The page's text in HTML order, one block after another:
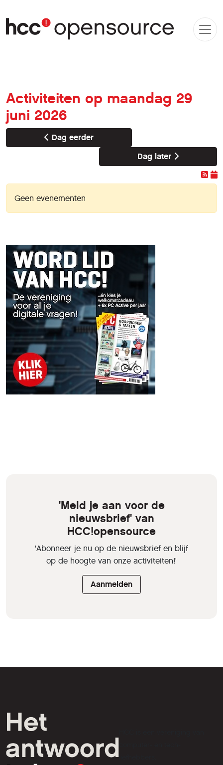
Activiteiten op maandag 29
juni 2026
Dag eerder
Dag later
Geen evenementen
'Meld je aan voor de
nieuwsbrief' van
HCC!opensource
'Abonneer je nu op de nieuwsbrief en blijf
op de hoogte van onze activiteiten!'
Aanmelden
liefhebbers.